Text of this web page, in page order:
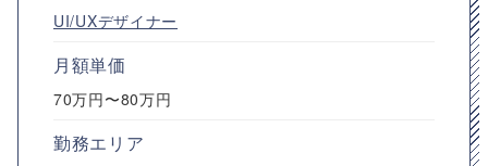
UI/UXデザイナー
月額単価
70万円〜80万円
勤務エリア